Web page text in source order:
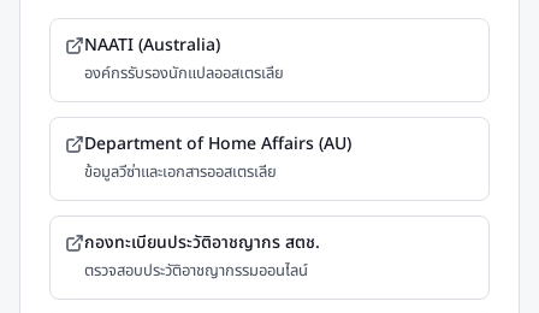
NAATI (Australia)
องค์กรรับรองนักแปลออสเตรเลีย
Department of Home Affairs (AU)
ข้อมูลวีซ่าและเอกสารออสเตรเลีย
กองทะเบียนประวัติอาชญากร สตช.
ตรวจสอบประวัติอาชญากรรมออนไลน์